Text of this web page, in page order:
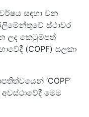
සඳහා වන
ස්ථාවර
ලද කෙටුම්පත්
(COPF) සලකා
‘COPF’
අවස්ථාවේදී මෙම